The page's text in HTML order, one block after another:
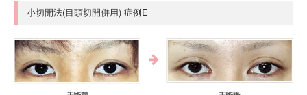
小切開法(目頭切開併用) 症例E